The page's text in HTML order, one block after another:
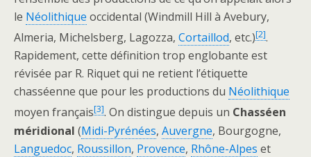
le Néolithique occidental (Windmill Hill à Avebury,
Almeria, Michelsberg, Lagozza, Cortaillod, etc.)[2].
Rapidement, cette définition trop englobante est
révisée par R. Riquet qui ne retient l’étiquette
chasséenne que pour les productions du Néolithique
moyen français[3]. On distingue depuis un Chasséen
méridional (Midi-Pyrénées, Auvergne, Bourgogne,
Languedoc, Roussillon, Provence, Rhône-Alpes et